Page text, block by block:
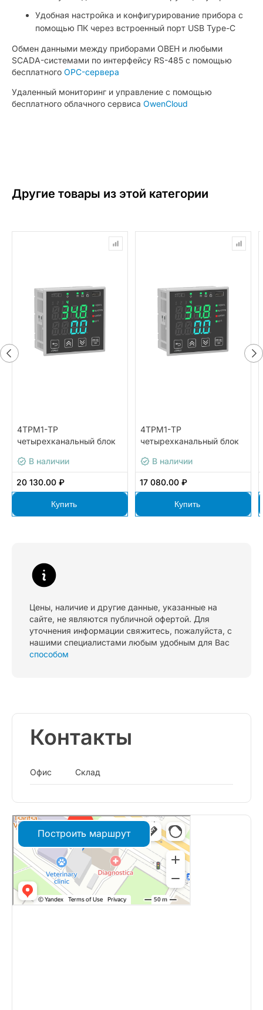
Удобная настройка и конфигурирование прибора с
помощью ПК через встроенный порт USB Type-C
Обмен данными между приборами ОВЕН и любыми
SCADA-системами по интерфейсу RS-485 с помощью
бесплатного OPC-сервера
Удаленный мониторинг и управление с помощью
бесплатного облачного сервиса OwenCloud
Другие товары из этой категории
4ТРМ1-ТР
четырехканальный блок
Ethernet и архивацией
В наличии
20 130.00 ₽
Купить
4ТРМ1-ТР
четырехканальный блок
Ethernet и архивацией
В наличии
17 080.00 ₽
Купить
Цены, наличие и другие данные, указанные на
сайте, не являются публичной офертой. Для
уточнения информации свяжитесь, пожалуйста, с
нашими специалистами любым удобным для Вас
способом
Контакты
Офис Склад
Построить маршрут